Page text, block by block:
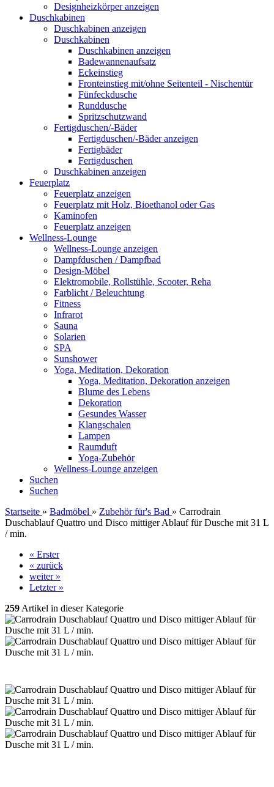
Designheizkörper anzeigen
Duschkabinen
Duschkabinen anzeigen
Duschkabinen
Duschkabinen anzeigen
Badewannenaufsatz
Eckeinstieg
Fronteinstieg mit/ohne Seitenteil - Nischentür
Fünfeckdusche
Runddusche
Spritzschutzwand
Fertigduschen/-Bäder
Fertigduschen/-Bäder anzeigen
Fertigbäder
Fertigduschen
Duschkabinen anzeigen
Feuerplatz
Feuerplatz anzeigen
Feuerplatz mit Holz, Bioethanol oder Gas
Kaminofen
Feuerplatz anzeigen
Wellness-Lounge
Wellness-Lounge anzeigen
Dampfduschen / Dampfbad
Design-Möbel
Elektromobile, Rollstühle, Scooter, Reha
Farblicht / Beleuchtung
Fitness
Infrarot
Sauna
Solarien
SPA
Sunshower
Yoga, Meditation, Dekoration
Yoga, Meditation, Dekoration anzeigen
Blume des Lebens
Dekoration
Gesundes Wasser
Klangschalen
Lampen
Raumduft
Yoga-Zubehör
Wellness-Lounge anzeigen
Suchen
Suchen
Startseite » Badmöbel » Zubehör für's Bad » Carrodrain
Duschablauf Quattro und Disco mittiger Ablauf für Dusche mit 31 L
/ min.
« Erster
« zurück
weiter »
Letzter »
259 Artikel in dieser Kategorie